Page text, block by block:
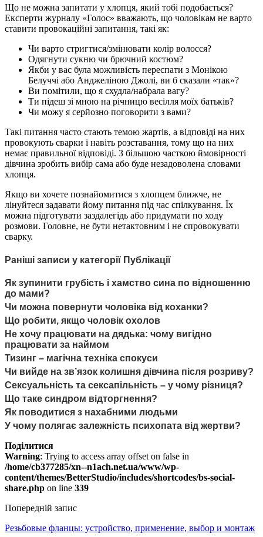
Що не можна запитати у хлопця, який тобі подобається?
Експерти журналу «Голос» вважають, що чоловікам не варто
ставити провокаційні запитання, такі як:
Чи варто стригтися/змінювати колір волосся?
Одягнути сукню чи брючний костюм?
Якби у вас була можливість переспати з Монікою
Белуччі або Анджеліною Джолі, ви б сказали «так»?
Ви помітили, що я схудла/набрала вагу?
Ти підеш зі мною на річницю весілля моїх батьків?
Чи можу я серйозно поговорити з вами?
Такі питання часто стають темою жартів, а відповіді на них
провокують сварки і навіть розставання, тому що на них
немає правильної відповіді. З більшою часткою ймовірності
дівчина зробить вибір сама або буде незадоволена словами
хлопця.
Якщо ви хочете познайомитися з хлопцем ближче, не
лінуйтеся задавати йому питання під час спілкування. Їх
можна підготувати заздалегідь або придумати по ходу
розмови. Головне, не бути нетактовним і не спровокувати
сварку.
Раніші записи у категорії Публікації
Як зупинити грубість і хамство сина по відношенню
до мами?
Чи можна повернути чоловіка від коханки?
Що робити, якщо чоловік охолов
Не хочу працювати на дядька: чому вигідно
працювати за наймом
Тизинг – магічна техніка спокуси
Чи вийде на зв’язок колишня дівчина після розриву?
Сексуальність та сексапільність – у чому різниця?
Що таке синдром відторгнення?
Як поводитися з нахабними людьми
У чому полягає залежність психопата від жертви?
Поділитися
Warning: Trying to access array offset on false in
/home/cb377285/xn--n1ach.net.ua/www/wp-
content/themes/BetterStudio/includes/shortcodes/bs-social-
share.php on line 339
Попередній запис
Резьбовые фланцы: устройство, применение, выбор и монтаж